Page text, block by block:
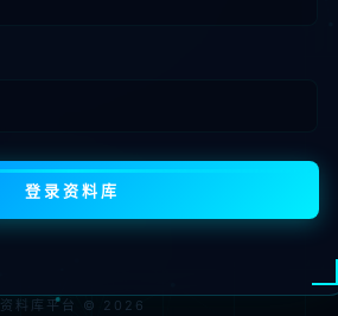
登录资料库
资料库平台 © 2026